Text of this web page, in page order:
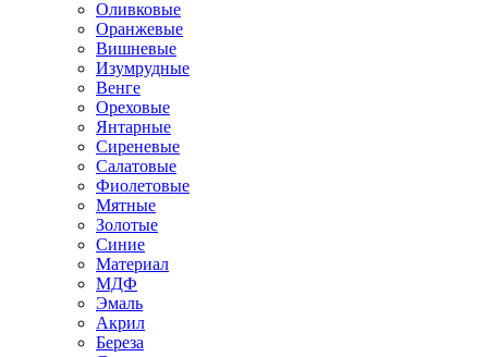
Оливковые
Оранжевые
Вишневые
Изумрудные
Венге
Ореховые
Янтарные
Сиреневые
Салатовые
Фиолетовые
Мятные
Золотые
Синие
Материал
МДФ
Эмаль
Акрил
Береза